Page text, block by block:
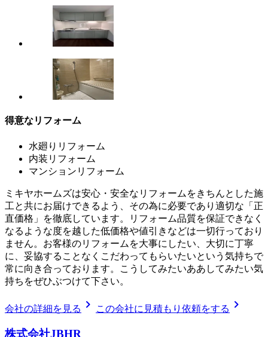
得意なリフォーム
水廻りリフォーム
内装リフォーム
マンションリフォーム
ミキヤホームズは安心・安全なリフォームをきちんとした施
工と共にお届けできるよう、その為に必要であり適切な「正
直価格」を徹底しています。リフォーム品質を保証できなく
なるような度を越した低価格や値引きなどは一切行っており
ません。お客様のリフォームを大事にしたい、大切に丁寧
に、妥協することなくこだわってもらいたいという気持ちで
常に向き合っております。こうしてみたいああしてみたい気
持ちをぜひぶつけて下さい。
会社の詳細を見る chevron_right この会社に見積もり依頼をする chevron_right
株式会社JBHR